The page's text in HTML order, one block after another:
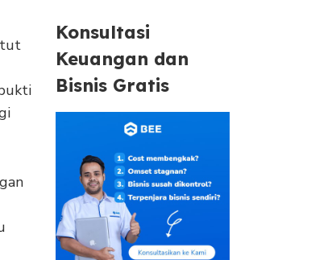
Konsultasi
Keuangan dan
Bisnis Gratis